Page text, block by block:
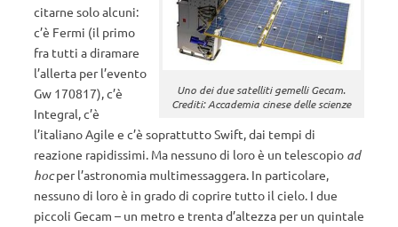
Uno dei due satelliti gemelli Gecam.
Crediti: Accademia cinese delle scienze
citarne solo alcuni:
c’è Fermi (il primo
fra tutti a diramare
l’allerta per l’evento
Gw 170817), c’è
Integral, c’è
l’italiano Agile e c’è soprattutto Swift, dai tempi di
reazione rapidissimi. Ma nessuno di loro è un telescopio ad
hocper l’astronomia multimessaggera. In particolare,
nessuno di loro è in grado di coprire tutto il cielo. I due
piccoli Gecam – un metro e trenta d’altezza per un quintale